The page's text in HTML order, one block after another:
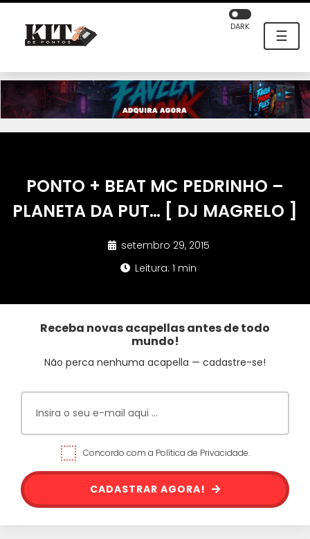
☰
DARK
PONTO + BEAT MC PEDRINHO –
PLANETA DA PUT… [ DJ MAGRELO ]
setembro 29, 2015
Leitura: 1 min
Receba novas acapellas antes de todo
mundo!
Não perca nenhuma acapella — cadastre-se!
Concordo com a Política de Privacidade.
CADASTRAR AGORA!